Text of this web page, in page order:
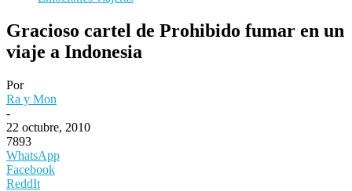
Gracioso cartel de Prohibido fumar en un
viaje a Indonesia
Por
Ra y Mon
-
22 octubre, 2010
7893
WhatsApp
Facebook
ReddIt